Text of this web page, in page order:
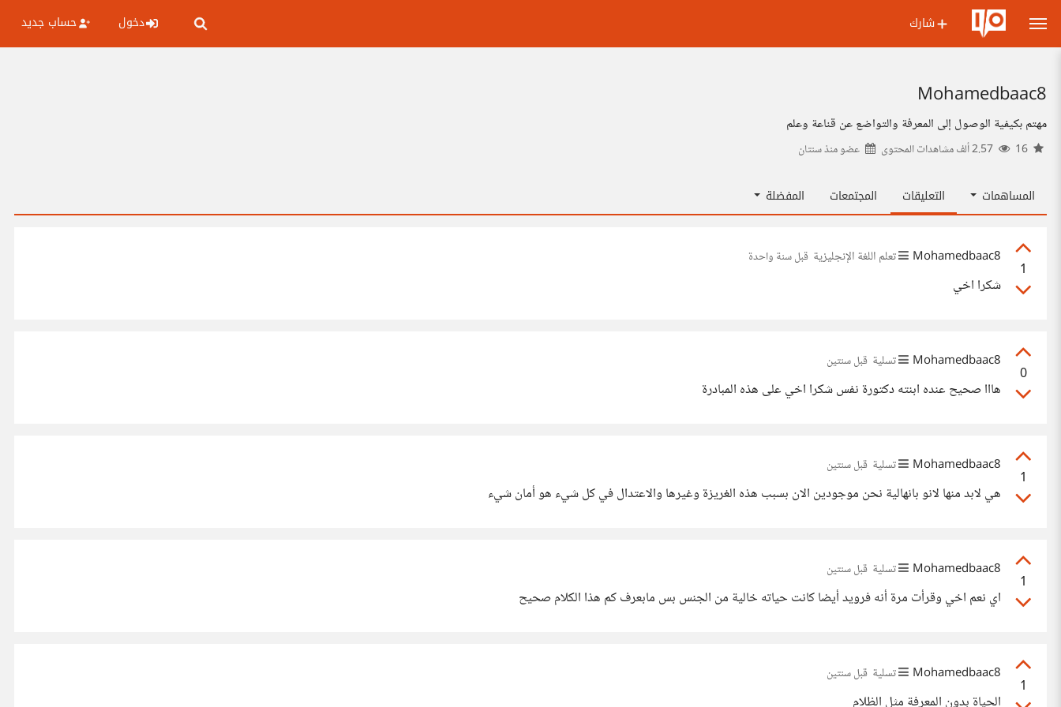
شارك دخول حساب جديد
Mohamedbaac8
مهتم بكيفية الوصول إلى المعرفة والتواضع عن قناعة وعلم
عضو منذسنتان
المساهمات التعليقات المجتمعات المفضلة
1
Mohamedbaac8 تعلم اللغة الإنجليزية قبل سنة واحدة
شكرا اخي
0
Mohamedbaac8 تسلية قبل سنتين
هااا صحيح عنده ابنته دكتورة نفس شكرا اخي على هذه المبادرة
1
Mohamedbaac8 تسلية قبل سنتين
هي لابد منها لانو بانهالية نحن موجودين الان بسبب هذه الغريزة وغيرها والاعتدال في كل شيء هو أمان شيء
1
Mohamedbaac8 تسلية قبل سنتين
اي نعم اخي وقرأت مرة أنه فرويد أيضا كانت حياته خالية من الجنس بس مابعرف كم هذا الكلام صحيح
1
Mohamedbaac8 تسلية قبل سنتين